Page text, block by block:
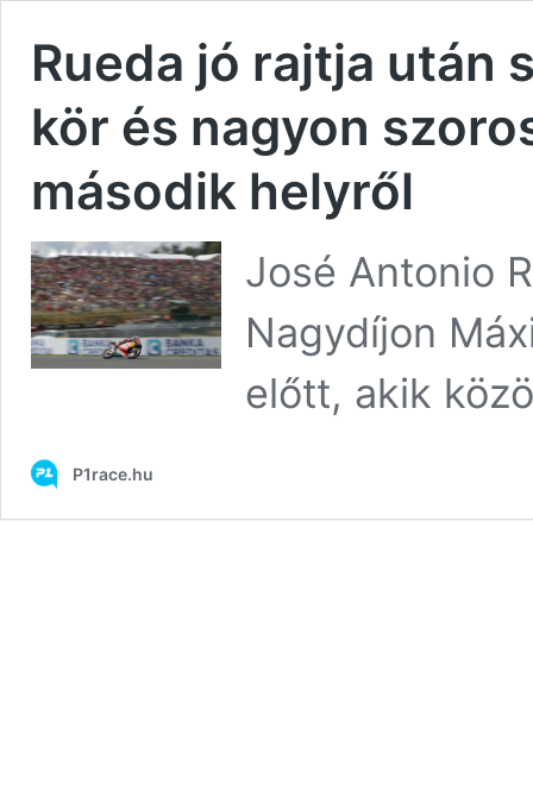
Rueda jó rajtja után
kör és nagyon
második helyről
José Antonio
Nagydíjon
előtt, akik
P1race.hu